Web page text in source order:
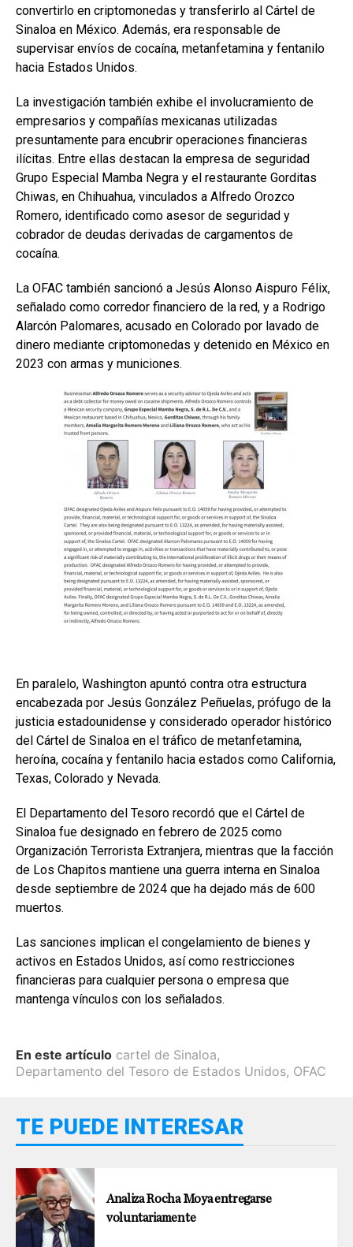
convertirlo en criptomonedas y transferirlo al Cártel de
Sinaloa en México. Además, era responsable de
supervisar envíos de cocaína, metanfetamina y fentanilo
hacia Estados Unidos.
La investigación también exhibe el involucramiento de
empresarios y compañías mexicanas utilizadas
presuntamente para encubrir operaciones financieras
ilícitas. Entre ellas destacan la empresa de seguridad
Grupo Especial Mamba Negra y el restaurante Gorditas
Chiwas, en Chihuahua, vinculados a Alfredo Orozco
Romero, identificado como asesor de seguridad y
cobrador de deudas derivadas de cargamentos de
cocaína.
La OFAC también sancionó a Jesús Alonso Aispuro Félix,
señalado como corredor financiero de la red, y a Rodrigo
Alarcón Palomares, acusado en Colorado por lavado de
dinero mediante criptomonedas y detenido en México en
2023 con armas y municiones.
En paralelo, Washington apuntó contra otra estructura
encabezada por Jesús González Peñuelas, prófugo de la
justicia estadounidense y considerado operador histórico
del Cártel de Sinaloa en el tráfico de metanfetamina,
heroína, cocaína y fentanilo hacia estados como California,
Texas, Colorado y Nevada.
El Departamento del Tesoro recordó que el Cártel de
Sinaloa fue designado en febrero de 2025 como
Organización Terrorista Extranjera, mientras que la facción
de Los Chapitos mantiene una guerra interna en Sinaloa
desde septiembre de 2024 que ha dejado más de 600
muertos.
Las sanciones implican el congelamiento de bienes y
activos en Estados Unidos, así como restricciones
financieras para cualquier persona o empresa que
mantenga vínculos con los señalados.
En este artículo cartel de Sinaloa,
Departamento del Tesoro de Estados Unidos, OFAC
TE PUEDE INTERESAR
Analiza Rocha Moya entregarse
voluntariamente